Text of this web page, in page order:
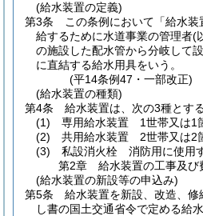
(給水装置の定義)
第3条
この条例において「給水
給するために水道事業の管理者(
の施設した配水管から分岐して
に直結する給水用具をいう。
(平14条例47・一部改正)
(給水装置の種類)
第4条
給水装置は、次の3種とする
(1)
専用給水装置 1世帯又は1
(2)
共用給水装置 2世帯又は2
(3)
私設消火栓 消防用に使用
第2章
給水装置の工事及び
(給水装置の新設等の申込み)
第5条
給水装置を新設、改造、修
し書の国土交通省令で定める給